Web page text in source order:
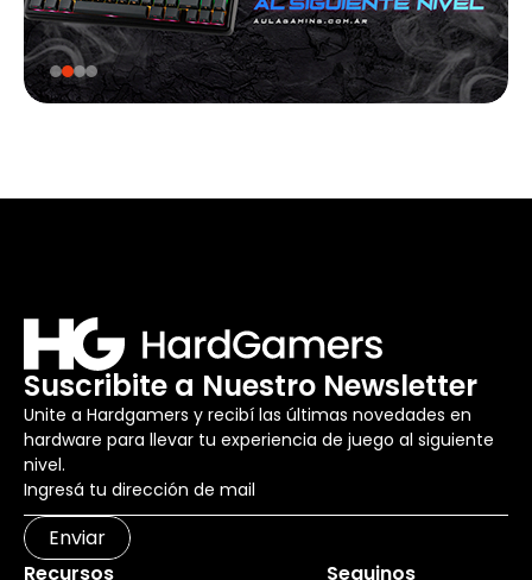
Suscribite a Nuestro Newsletter
Unite a Hardgamers y recibí las últimas novedades en
hardware para llevar tu experiencia de juego al siguiente
nivel.
Enviar
Recursos
Seguinos